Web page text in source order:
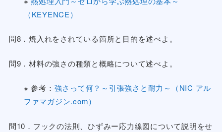
（KEYENCE）
問8．焼入れをされている箇所と目的を述べよ。
問9．材料の強さの種類と概略について述べよ。
※ 参考： 強さって何？～引張強さと耐力～（NIC アル
ファマガジン.com）
問10．フックの法則、ひずみー応力線図について説明をせ